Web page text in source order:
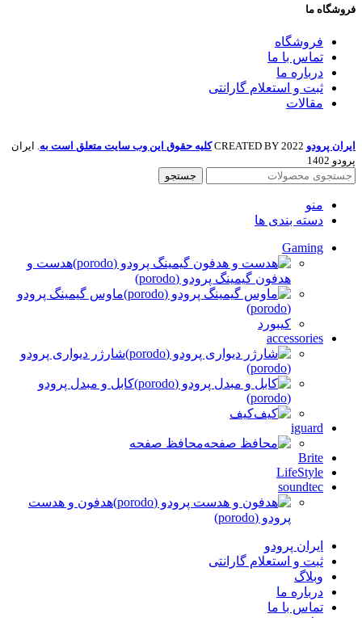
فروشگاه ما
فروشگاه
تماس با ما
درباره ما
ثبت و استعلام گارانتی
مقالات
ایران پرودو 2022 CREATED BY کلیه حقوق این وب سایت متعلق است به. ایران
پرودو 1402
جستجو
منو
دسته بندی ها
Gaming
هدست و
هدفون گیمینگ پرودو (porodo)
ماوس گیمینگ پرودو
(porodo)
کیبورد
accessories
شارژر دیواری پرودو
(porodo)
کابل و مبدل پرودو
(porodo)
کیف
iguard
محافظ صفحه
Brite
LifeStyle
soundtec
هدفون و هدست
پرودو (porodo)
ایران پرودو
ثبت و استعلام گارانتی
وبلاگ
درباره ما
تماس با ما